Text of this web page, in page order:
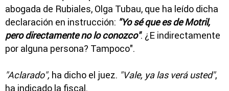
abogada de Rubiales, Olga Tubau, que ha leído dicha
declaración en instrucción: "Yo sé que es de Motril,
pero directamente no lo conozco". ¿E indirectamente
por alguna persona? Tampoco".
"Aclarado", ha dicho el juez. "Vale, ya las verá usted",
ha indicado la fiscal.